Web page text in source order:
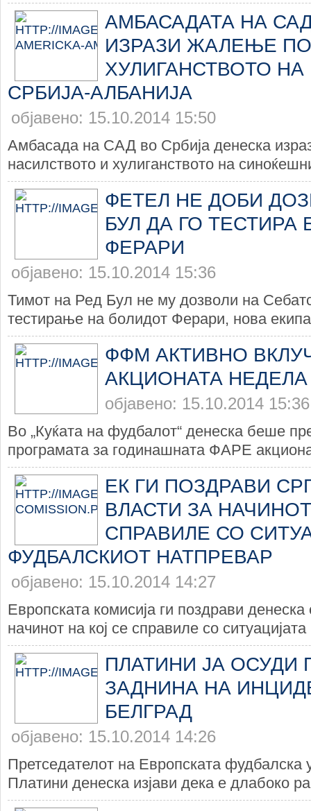
AМБАСАДАТА НА
ИЗРАЗИ ЖАЛЕЊЕ
ХУЛИГАНСТВОТО
СРБИЈА-АЛБАНИЈА
објавено: 15.10.2014 15:50
Амбасада на САД во Србија денеска
насилството и хулиганството на
ФЕТЕЛ НЕ ДОБИ
БУЛ ДА ГО ТЕСТИРА
ФЕРАРИ
објавено: 15.10.2014 15:36
Тимот на Ред Бул не му дозволи на
тестирање на болидот Ферари, нова
ФФМ АКТИВНО
АКЦИОНАТА НЕДЕЛА
објавено: 15.10.2014 15:36
Во „Куќата на фудбалот“ денеска беше
програмата за годинашната ФАРЕ
ЕК ГИ ПОЗДРАВИ
ВЛАСТИ ЗА
СПРАВИЛЕ СО
ФУДБАЛСКИОТ НАТПРЕВАР
објавено: 15.10.2014 14:27
Европската комисија ги поздрави денеска
начинот на кој се справиле со
ПЛАТИНИ ЈА ОСУДИ
ЗАДНИНА НА
БЕЛГРАД
објавено: 15.10.2014 14:26
Претседателот на Европската
Платини денеска изјави дека е длабоко